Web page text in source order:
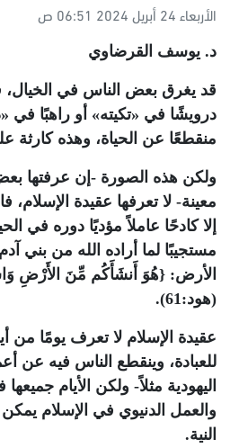
الأربعاء 24 أبريل 2024 06:51 ص
د. يوسف القرضاوي
قد يغرق بعض الناس في الخيال،
درويشًا في «تكيته» أو راهبًا في
منقطعًا عن الحياة، وهذه كارثة
ولكن هذه الصورة -إن عرفتها
معينة- لا تعرفها عقيدة الإسلام،
إلا كادحًا عاملاً مؤديًا دوره في
مستجيبًا لما أراده الله من بني
الأرض: {هُوَ أَنشَأَكُم مِّنَ الأَرْضِ
(هود:61).
عقيدة الإسلام لا تعرف يومًا من
للعبادة، وينقطع الناس فيه عن
اليهودية مثلاً- ولكن الأيام
والعمل الدنيوي في الإسلام
النية.